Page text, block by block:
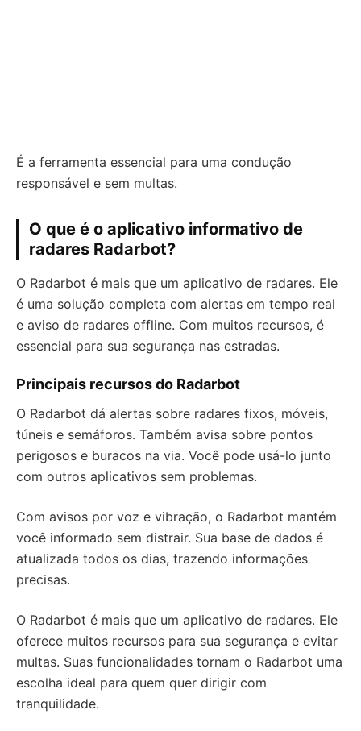
É a ferramenta essencial para uma condução
responsável e sem multas.
O que é o aplicativo informativo de
radares Radarbot?
O Radarbot é mais que um aplicativo de radares. Ele
é uma solução completa com alertas em tempo real
e aviso de radares offline. Com muitos recursos, é
essencial para sua segurança nas estradas.
Principais recursos do Radarbot
O Radarbot dá alertas sobre radares fixos, móveis,
túneis e semáforos. Também avisa sobre pontos
perigosos e buracos na via. Você pode usá-lo junto
com outros aplicativos sem problemas.
Com avisos por voz e vibração, o Radarbot mantém
você informado sem distrair. Sua base de dados é
atualizada todos os dias, trazendo informações
precisas.
O Radarbot é mais que um aplicativo de radares. Ele
oferece muitos recursos para sua segurança e evitar
multas. Suas funcionalidades tornam o Radarbot uma
escolha ideal para quem quer dirigir com
tranquilidade.